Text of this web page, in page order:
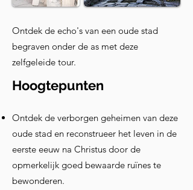
Ontdek de echo's van een oude stad
begraven onder de as met deze
zelfgeleide tour.
Hoogtepunten
Ontdek de verborgen geheimen van deze
oude stad en reconstrueer het leven in de
eerste eeuw na Christus door de
opmerkelijk goed bewaarde ruïnes te
bewonderen.